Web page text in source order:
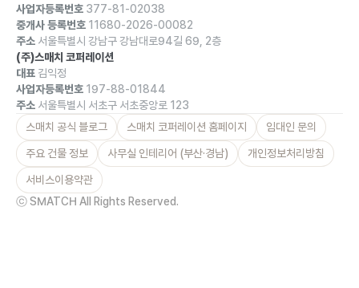
사업자등록번호 377-81-02038
중개사 등록번호 11680-2026-00082
주소 서울특별시 강남구 강남대로94길 69, 2층
(주)스매치 코퍼레이션
대표 김익정
사업자등록번호 197-88-01844
주소 서울특별시 서초구 서초중앙로 123
스매치 공식 블로그
스매치 코퍼레이션 홈페이지 임대인 문의
주요 건물 정보 사무실 인테리어 (부산·경남) 개인정보처리방침
서비스이용약관
ⓒ SMATCH All Rights Reserved.